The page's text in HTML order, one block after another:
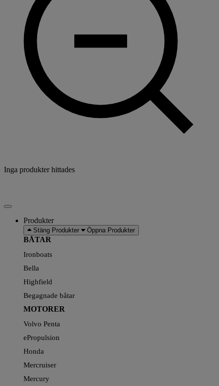
Inga produkter hittades
Produkter
Stäng Produkter Öppna Produkter
BÅTAR
Ironboats
Bella
Highfield
Begagnade båtar
MOTORER
Volvo Penta
ePropulsion
Honda
Mercruiser
Mercury